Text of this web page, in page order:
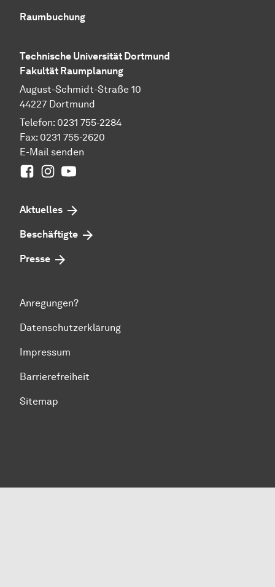
Raumbuchung
Technische Universität Dortmund
Fakultät Raumplanung
August-Schmidt-Straße 10
44227 Dortmund
Telefon: 0231 755-2284
Fax: 0231 755-2620
E-Mail senden
FacebookInstagram
Youtube
Aktuelles
Beschäftigte
Presse
Anregungen?
Datenschutzerklärung
Impressum
Barrierefreiheit
Sitemap